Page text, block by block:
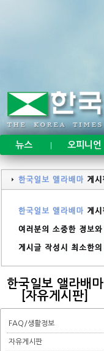
뉴스 오피니언
한국일보 앨라배마
[자유게시판]
FAQ/생활정보
자유게시판